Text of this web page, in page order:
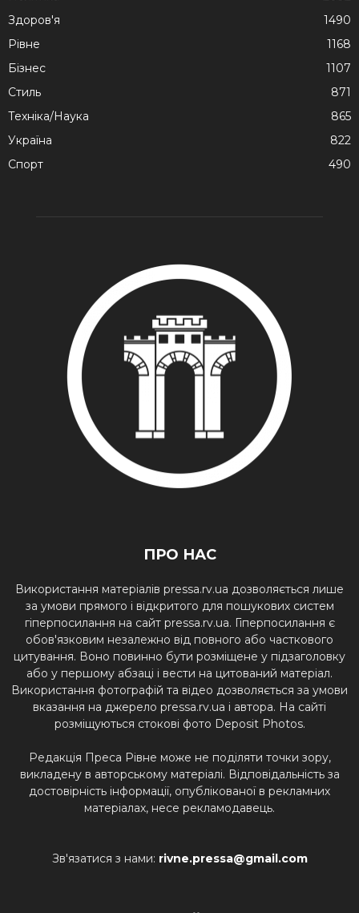
Здоров'я
1490
Рівне
1168
Бізнес
1107
Стиль
871
Техніка/Наука
865
Україна
822
Спорт
490
ПРО НАС
Використання матеріалів pressa.rv.ua дозволяється лише
за умови прямого і відкритого для пошукових систем
гіперпосилання на сайт pressa.rv.ua. Гіперпосилання є
обов'язковим незалежно від повного або часткового
цитування. Воно повинно бути розміщене у підзаголовку
або у першому абзаці і вести на цитований матеріал.
Використання фотографій та відео дозволяється за умови
вказання на джерело pressa.rv.ua і автора. На сайті
розміщуються стокові фото Deposit Photos.
Редакція Преса Рівне може не поділяти точки зору,
викладену в авторському матеріалі. Відповідальність за
достовірність інформації, опублікованої в рекламних
матеріалах, несе рекламодавець.
Зв'язатися з нами: rivne.pressa@gmail.com